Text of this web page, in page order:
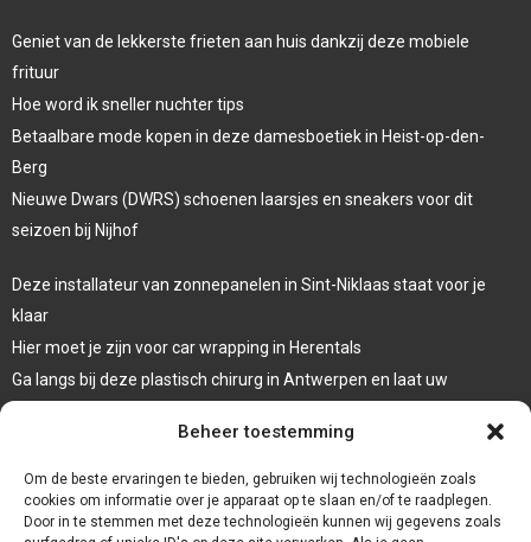
Beheer toestemming
Om de beste ervaringen te bieden, gebruiken wij technologieën zoals
cookies om informatie over je apparaat op te slaan en/of te raadplegen.
Door in te stemmen met deze technologieën kunnen wij gegevens zoals
Geniet van de lekkerste frieten aan huis dankzij deze mobiele
frituur
Hoe word ik sneller nuchter tips
Betaalbare mode kopen in deze damesboetiek in Heist-op-den-
Berg
Nieuwe Dwars (DWRS) schoenen laarsjes en sneakers voor dit
seizoen bij Nijhof
Deze installateur van zonnepanelen in Sint-Niklaas staat voor je
klaar
Hier moet je zijn voor car wrapping in Herentals
Ga langs bij deze plastisch chirurg in Antwerpen en laat uw
Laat een systeemdiagnose uitvoeren bij deze garage in Dessel